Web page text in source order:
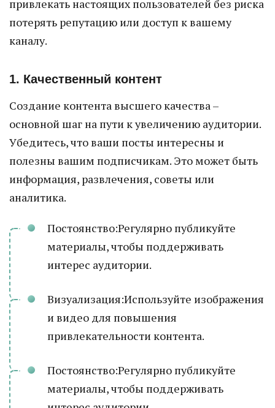
привлекать настоящих пользователей без риска
потерять репутацию или доступ к вашему
каналу.
1. Качественный контент
Создание контента высшего качества –
основной шаг на пути к увеличению аудитории.
Убедитесь, что ваши посты интересны и
полезны вашим подписчикам. Это может быть
информация, развлечения, советы или
аналитика.
Постоянство:Регулярно публикуйте
материалы, чтобы поддерживать
интерес аудитории.
Визуализация:Используйте изображения
и видео для повышения
привлекательности контента.
Постоянство:Регулярно публикуйте
материалы, чтобы поддерживать